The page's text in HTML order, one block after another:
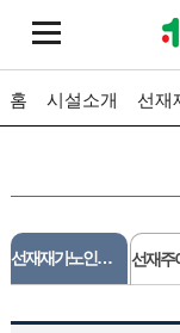
홈 시설소개 선재
선재재가노인통합지원센터